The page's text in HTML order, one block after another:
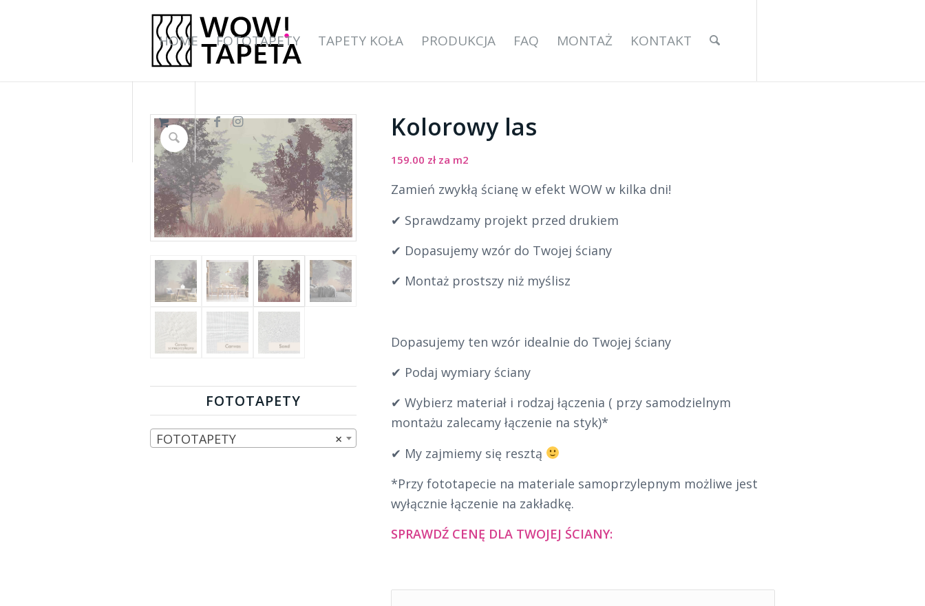
HOME FOTOTAPETY TAPETY KOŁA PRODUKCJA FAQ MONTAŻ KONTAKT
FOTOTAPETY
×
FOTOTAPETY
Kolorowy las
159.00 złza m2
Zamień zwykłą ścianę w efekt WOW w kilka dni!
✔ Sprawdzamy projekt przed drukiem
✔ Dopasujemy wzór do Twojej ściany
✔ Montaż prostszy niż myślisz
Dopasujemy ten wzór idealnie do Twojej ściany
✔ Podaj wymiary ściany
✔ Wybierz materiał i rodzaj łączenia ( przy samodzielnym
montażu zalecamy łączenie na styk)*
✔ My zajmiemy się resztą
*Przy fototapecie na materiale samoprzylepnym możliwe jest
wyłącznie łączenie na zakładkę.
SPRAWDŹ CENĘ DLA TWOJEJ ŚCIANY: